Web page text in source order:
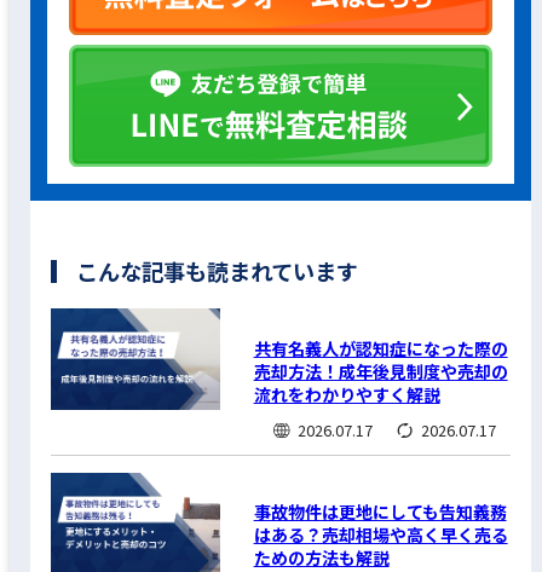
こんな記事も読まれています
共有名義人が認知症になった際の
売却方法！成年後見制度や売却の
流れをわかりやすく解説
2026.07.17 2026.07.17
事故物件は更地にしても告知義務
はある？売却相場や高く早く売る
ための方法も解説